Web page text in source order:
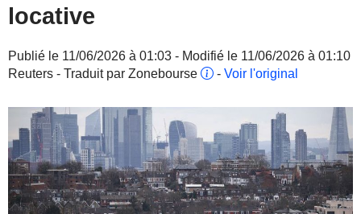
locative
Publié le 11/06/2026 à 01:03 - Modifié le 11/06/2026 à 01:10
Reuters - Traduit par Zonebourse
- Voir l'original